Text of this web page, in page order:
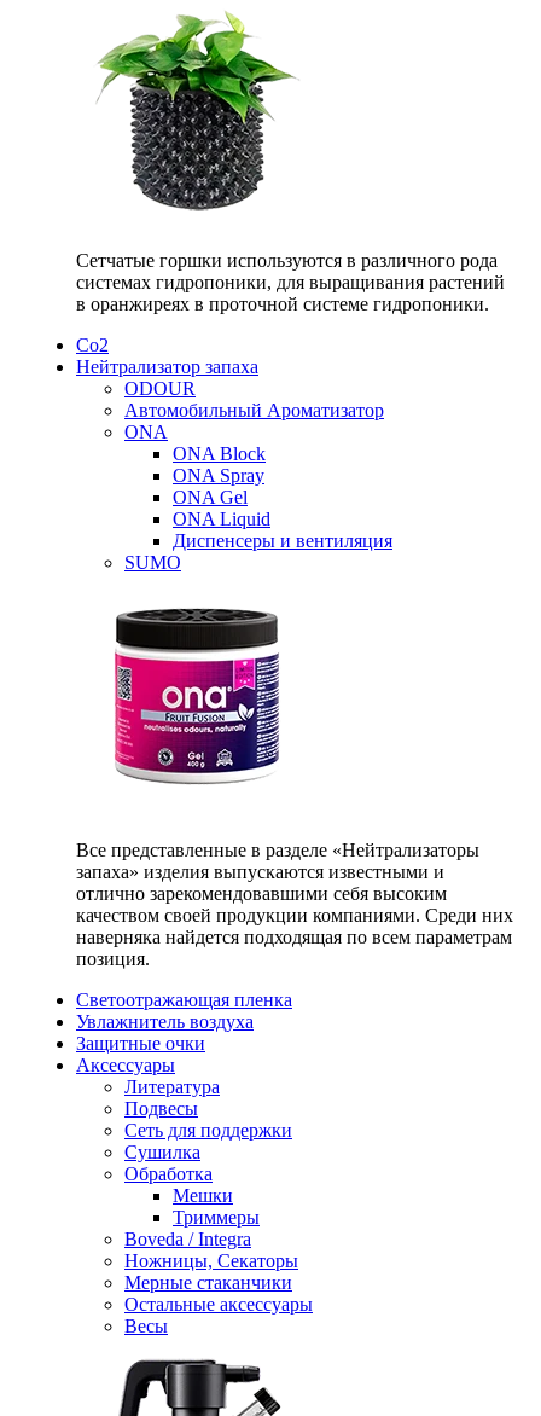
Сетчатые горшки используются в различного рода
системах гидропоники, для выращивания растений
в оранжиреях в проточной системе гидропоники.
Со2
Нейтрализатор запаха
ODOUR
Автомобильный Ароматизатор
ONA
ONA Block
ONA Spray
ONA Gel
ONA Liquid
Диспенсеры и вентиляция
SUMO
Все представленные в разделе «Нейтрализаторы
запаха» изделия выпускаются известными и
отлично зарекомендовавшими себя высоким
качеством своей продукции компаниями. Среди них
наверняка найдется подходящая по всем параметрам
позиция.
Светоотражающая пленка
Увлажнитель воздуха
Защитные очки
Аксессуары
Литература
Подвесы
Сеть для поддержки
Сушилка
Обработка
Мешки
Триммеры
Boveda / Integra
Ножницы, Секаторы
Мерные стаканчики
Остальные аксессуары
Весы